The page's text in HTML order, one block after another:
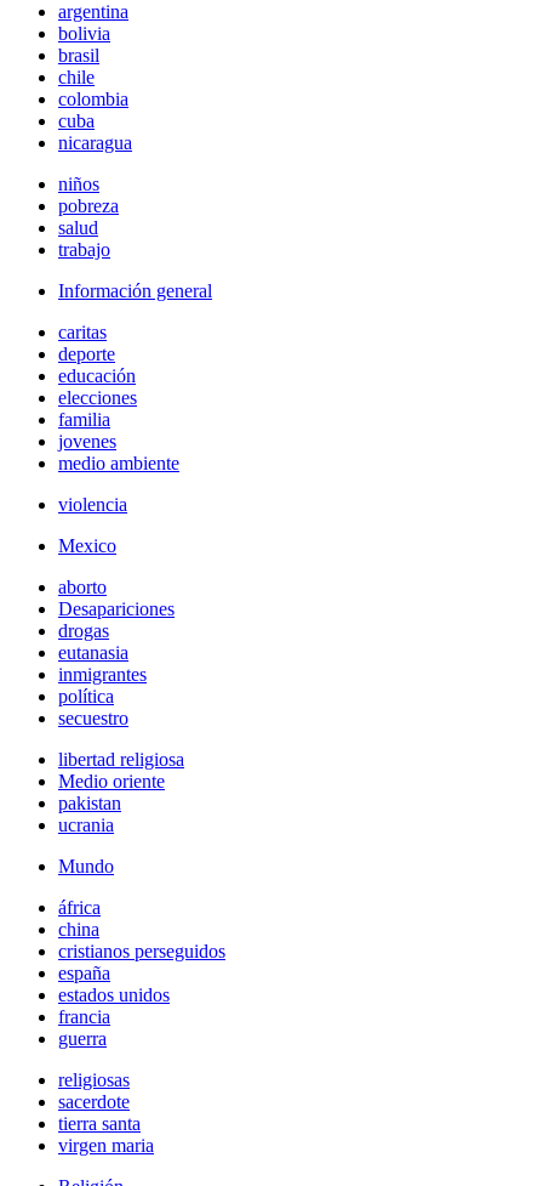
argentina
bolivia
brasil
chile
colombia
cuba
nicaragua
niños
pobreza
salud
trabajo
Información general
caritas
deporte
educación
elecciones
familia
jovenes
medio ambiente
violencia
Mexico
aborto
Desapariciones
drogas
eutanasia
inmigrantes
política
secuestro
libertad religiosa
Medio oriente
pakistan
ucrania
Mundo
áfrica
china
cristianos perseguidos
españa
estados unidos
francia
guerra
religiosas
sacerdote
tierra santa
virgen maria